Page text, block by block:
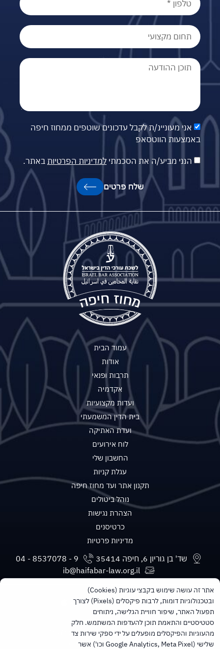
אני מעוניינ/ת לקבל עדכונים שוטפים ממחוז חיפה
באמצעות הווטסאפ
הנני מביע/ה את הסכמתי למדיניות הפרטיות באתר.
שלח פרטים
עמוד הבית
אודות
תרבות ופנאי
אקדמיה
ועדות מקצועיות
בית הדין המשמעתי
ועדת האתיקה
לוח אירועים
החשבון שלי
עגלת קניות
תקנון אתר ועד מחוז חיפה
נוהל ביטולים
הצהרת נגישות
כרטיסנים
מדיניות פרטיות
שד' בן גוריון 6, חיפה 35414
ib@haifabar-law.org.il
מעוניינים בעדכונים חודשיים ישירות למייל?
הרשמו לניוזלטר של הלשכה
אתר זה עושה שימוש בקבצי עוגיות (Cookies)
ובטכנולוגיות דומות, לרבות פיקסלים (Pixels) לצורך
תפעול האתר, שיפור חוויית הגלישה, ניתוחים
סטטיסטיים והתאמת תוכן להעדפות המשתמש. חלק
מהעוגיות והפיקסלים מופעלים על ידי ספקי שירות צד
שלישי (Google Analytics, Meta Pixel וכו') אשר